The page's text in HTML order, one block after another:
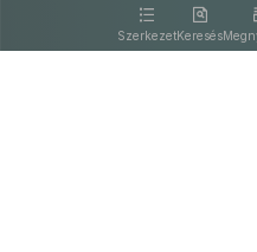
SzerkezetKeresés
kattintva olvashat.